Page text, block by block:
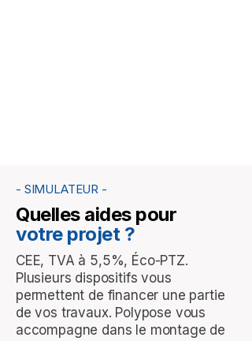
- SIMULATEUR -
Quelles aides pour
votre projet ?
CEE, TVA à 5,5%, Éco-PTZ.
Plusieurs dispositifs vous
permettent de financer une partie
de vos travaux. Polypose vous
accompagne dans le montage de